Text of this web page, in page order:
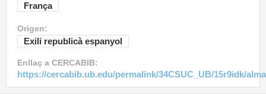
França
Origen:
Exili republicà espanyol
Enllaç a CERCABIB:
https://cercabib.ub.edu/permalink/34CSUC_UB/15r9idk/